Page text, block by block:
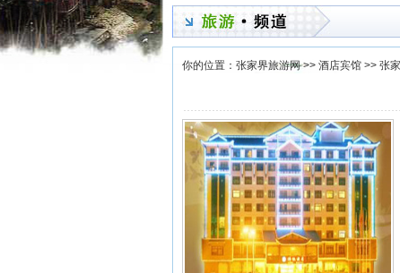
你的位置： 张家界旅游网>> 酒店宾馆 >> 张